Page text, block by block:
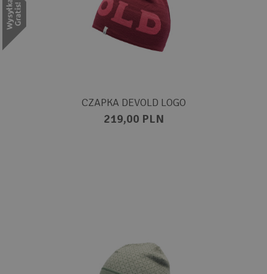
CZAPKA DEVOLD LOGO
219,00 PLN